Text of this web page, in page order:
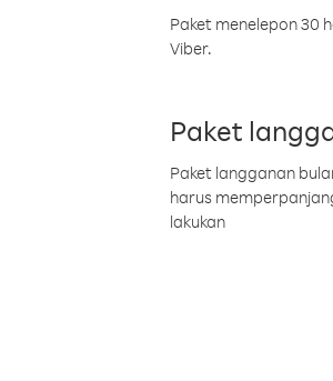
Paket menelepon 30
Viber.
Paket
Paket langganan
harus
lakukan